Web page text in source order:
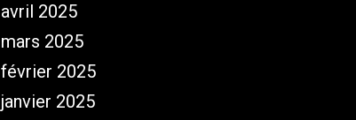
avril 2025
mars 2025
février 2025
janvier 2025